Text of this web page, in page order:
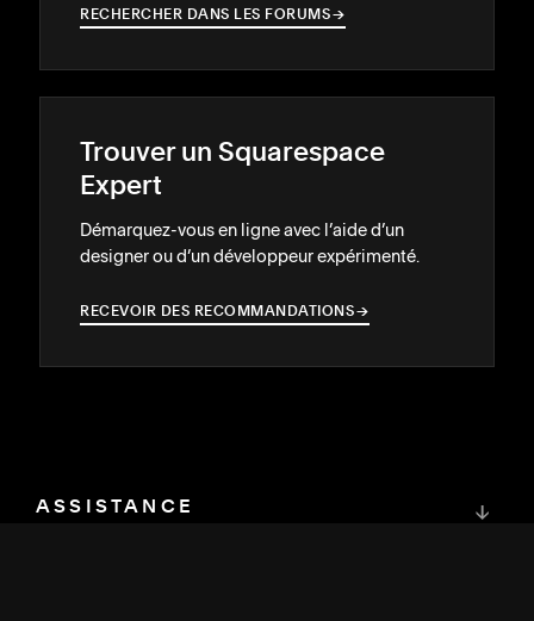
RECHERCHER DANS LES FORUMS→
→
Trouver un Squarespace
Expert
Démarquez-vous en ligne avec l’aide d’un
designer ou d’un développeur expérimenté.
RECEVOIR DES RECOMMANDATIONS→
→
ASSISTANCE ↓